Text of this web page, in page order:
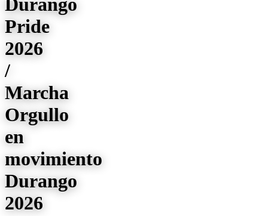
Pride
2026
/
Marcha
Orgullo
en
movimiento
Durango
2026